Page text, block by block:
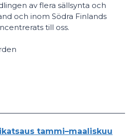
av flera sällsynta och
och inom Södra Finlands
till oss.
tammi–maaliskuu